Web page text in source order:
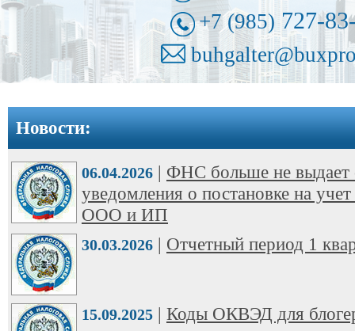
Регистрация
➩
Внесение
изменений
в
ООО
➩
Юридические
адреса
Вступление
СРО
+7 (985)727-
Новости:
06.04.2026 | ФНС больше не выдает
уведомления о постановке на
ООО и ИП
30.03.2026 | Отчетный период 1
15.09.2025 | Коды ОКВЭД для